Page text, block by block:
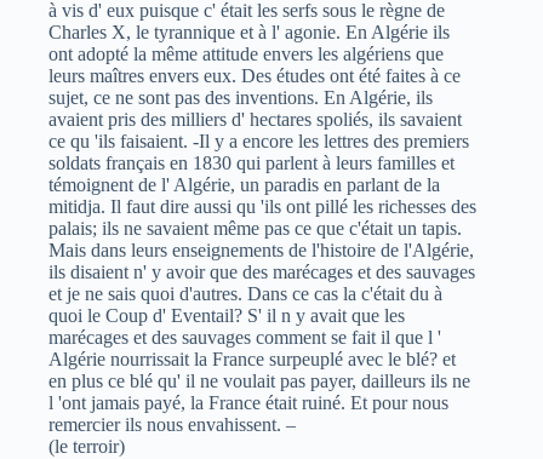
à vis d' eux puisque c' était les serfs sous le règne de
Charles X, le tyrannique et à l' agonie. En Algérie ils
ont adopté la même attitude envers les algériens que
leurs maîtres envers eux. Des études ont été faites à ce
sujet, ce ne sont pas des inventions. En Algérie, ils
avaient pris des milliers d' hectares spoliés, ils savaient
ce qu 'ils faisaient. -Il y a encore les lettres des premiers
soldats français en 1830 qui parlent à leurs familles et
témoignent de l' Algérie, un paradis en parlant de la
mitidja. Il faut dire aussi qu 'ils ont pillé les richesses des
palais; ils ne savaient même pas ce que c'était un tapis.
Mais dans leurs enseignements de l'histoire de l'Algérie,
ils disaient n' y avoir que des marécages et des sauvages
et je ne sais quoi d'autres. Dans ce cas la c'était du à
quoi le Coup d' Eventail? S' il n y avait que les
marécages et des sauvages comment se fait il que l '
Algérie nourrissait la France surpeuplé avec le blé? et
en plus ce blé qu' il ne voulait pas payer, dailleurs ils ne
l 'ont jamais payé, la France était ruiné. Et pour nous
remercier ils nous envahissent. –
(le terroir)